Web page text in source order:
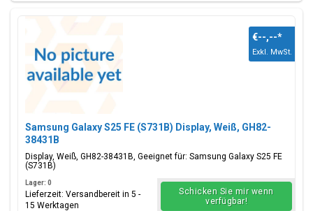
Samsung Galaxy S25 FE (S731B) Display, Weiß, GH82-
38431B
Display, Weiß, GH82-38431B, Geeignet für: Samsung Galaxy S25 FE
(S731B)
€--,--*
Exkl. MwSt.
Lager: 0
Lieferzeit: Versandbereit in 5 -
15 Werktagen
Schicken Sie mir wenn
verfügbar!